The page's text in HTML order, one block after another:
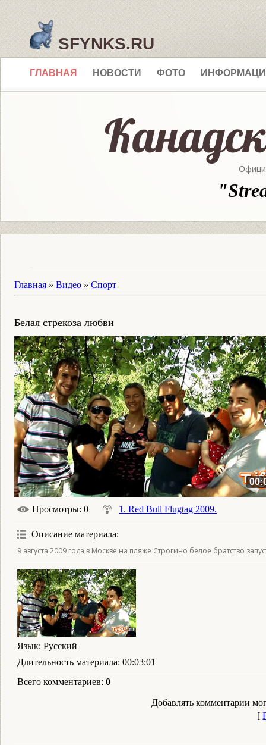
SFYNKS.RU
ГЛАВНАЯ НОВОСТИ ФОТО
Главная » Видео » Спорт
Белая стрекоза любви
Просмотры: 0 1. Red Bull Flugtag 2009.
Описание материала:
9 августа 2009 года в Москве на пляже Строгино белое братство
Язык: Русский
Длительность материала: 00:03:01
Всего комментариев: 0
Добавлять комментарии
[